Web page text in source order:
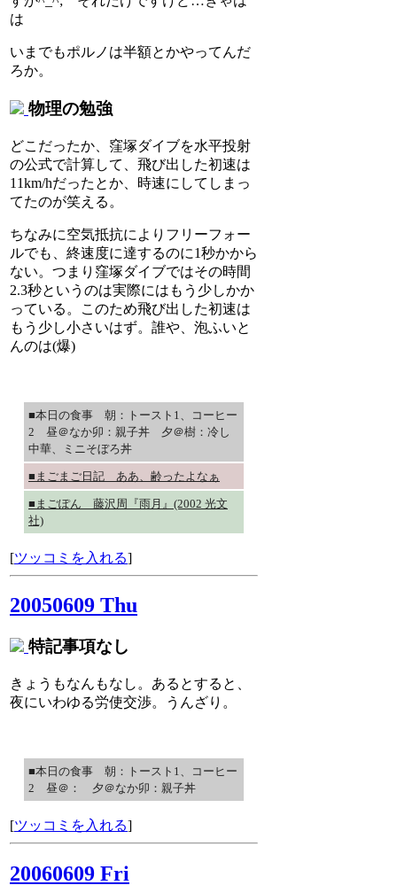
は
いまでもポルノは半額とかやってんだ
ろか。
物理の勉強
どこだったか、窪塚ダイブを水平投射
の公式で計算して、飛び出した初速は
11km/hだったとか、時速にしてしまっ
てたのが笑える。
ちなみに空気抵抗によりフリーフォー
ルでも、終速度に達するのに1秒かから
ない。つまり窪塚ダイブではその時間
2.3秒というのは実際にはもう少しかか
っている。このため飛び出した初速は
もう少し小さいはず。誰や、泡ふいと
んのは(爆)
■本日の食事 朝：トースト1、コーヒー
2 昼＠なか卯：親子丼 夕＠樹：冷し
中華、ミニそぼろ丼
■まごまご日記 ああ、齢ったよなぁ
■まごぽん 藤沢周『雨月』(2002 光文
社)
[ツッコミを入れる]
20050609 Thu
特記事項なし
きょうもなんもなし。あるとすると、
夜にいわゆる労使交渉。うんざり。
■本日の食事 朝：トースト1、コーヒー
2 昼＠： 夕＠なか卯：親子丼
[ツッコミを入れる]
20060609 Fri